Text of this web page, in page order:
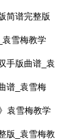
简谱完整版
雪梅教学
手版曲谱_袁
谱_袁雪梅
袁雪梅教学
版_袁雪梅教